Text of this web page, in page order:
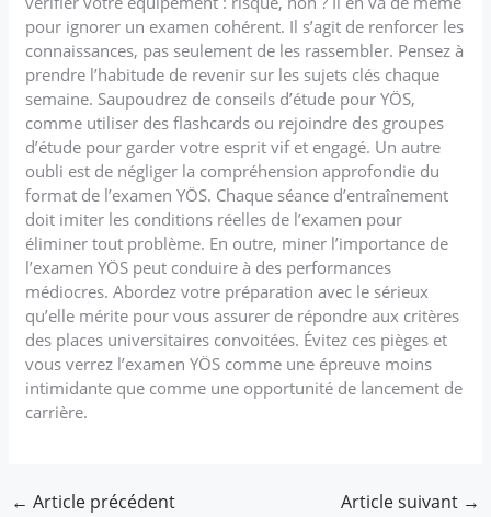
pour ignorer un examen cohérent. Il s’agit de renforcer les
connaissances, pas seulement de les rassembler. Pensez à
prendre l’habitude de revenir sur les sujets clés chaque
semaine. Saupoudrez de conseils d’étude pour YÖS,
comme utiliser des flashcards ou rejoindre des groupes
d’étude pour garder votre esprit vif et engagé. Un autre
oubli est de négliger la compréhension approfondie du
format de l’examen YÖS. Chaque séance d’entraînement
doit imiter les conditions réelles de l’examen pour
éliminer tout problème. En outre, miner l’importance de
l’examen YÖS peut conduire à des performances
médiocres. Abordez votre préparation avec le sérieux
qu’elle mérite pour vous assurer de répondre aux critères
des places universitaires convoitées. Évitez ces pièges et
vous verrez l’examen YÖS comme une épreuve moins
intimidante que comme une opportunité de lancement de
carrière.
← Article précédent Article suivant →